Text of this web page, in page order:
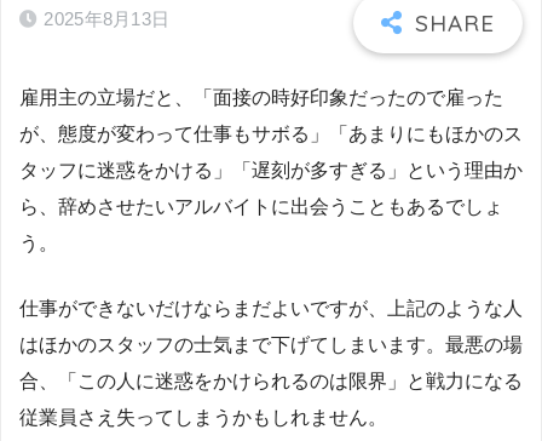
2025年8月13日
雇用主の立場だと、「面接の時好印象だったので雇った
が、態度が変わって仕事もサボる」「あまりにもほかのス
タッフに迷惑をかける」「遅刻が多すぎる」という理由か
ら、辞めさせたいアルバイトに出会うこともあるでしょ
う。
仕事ができないだけならまだよいですが、上記のような人
はほかのスタッフの士気まで下げてしまいます。最悪の場
合、「この人に迷惑をかけられるのは限界」と戦力になる
従業員さえ失ってしまうかもしれません。